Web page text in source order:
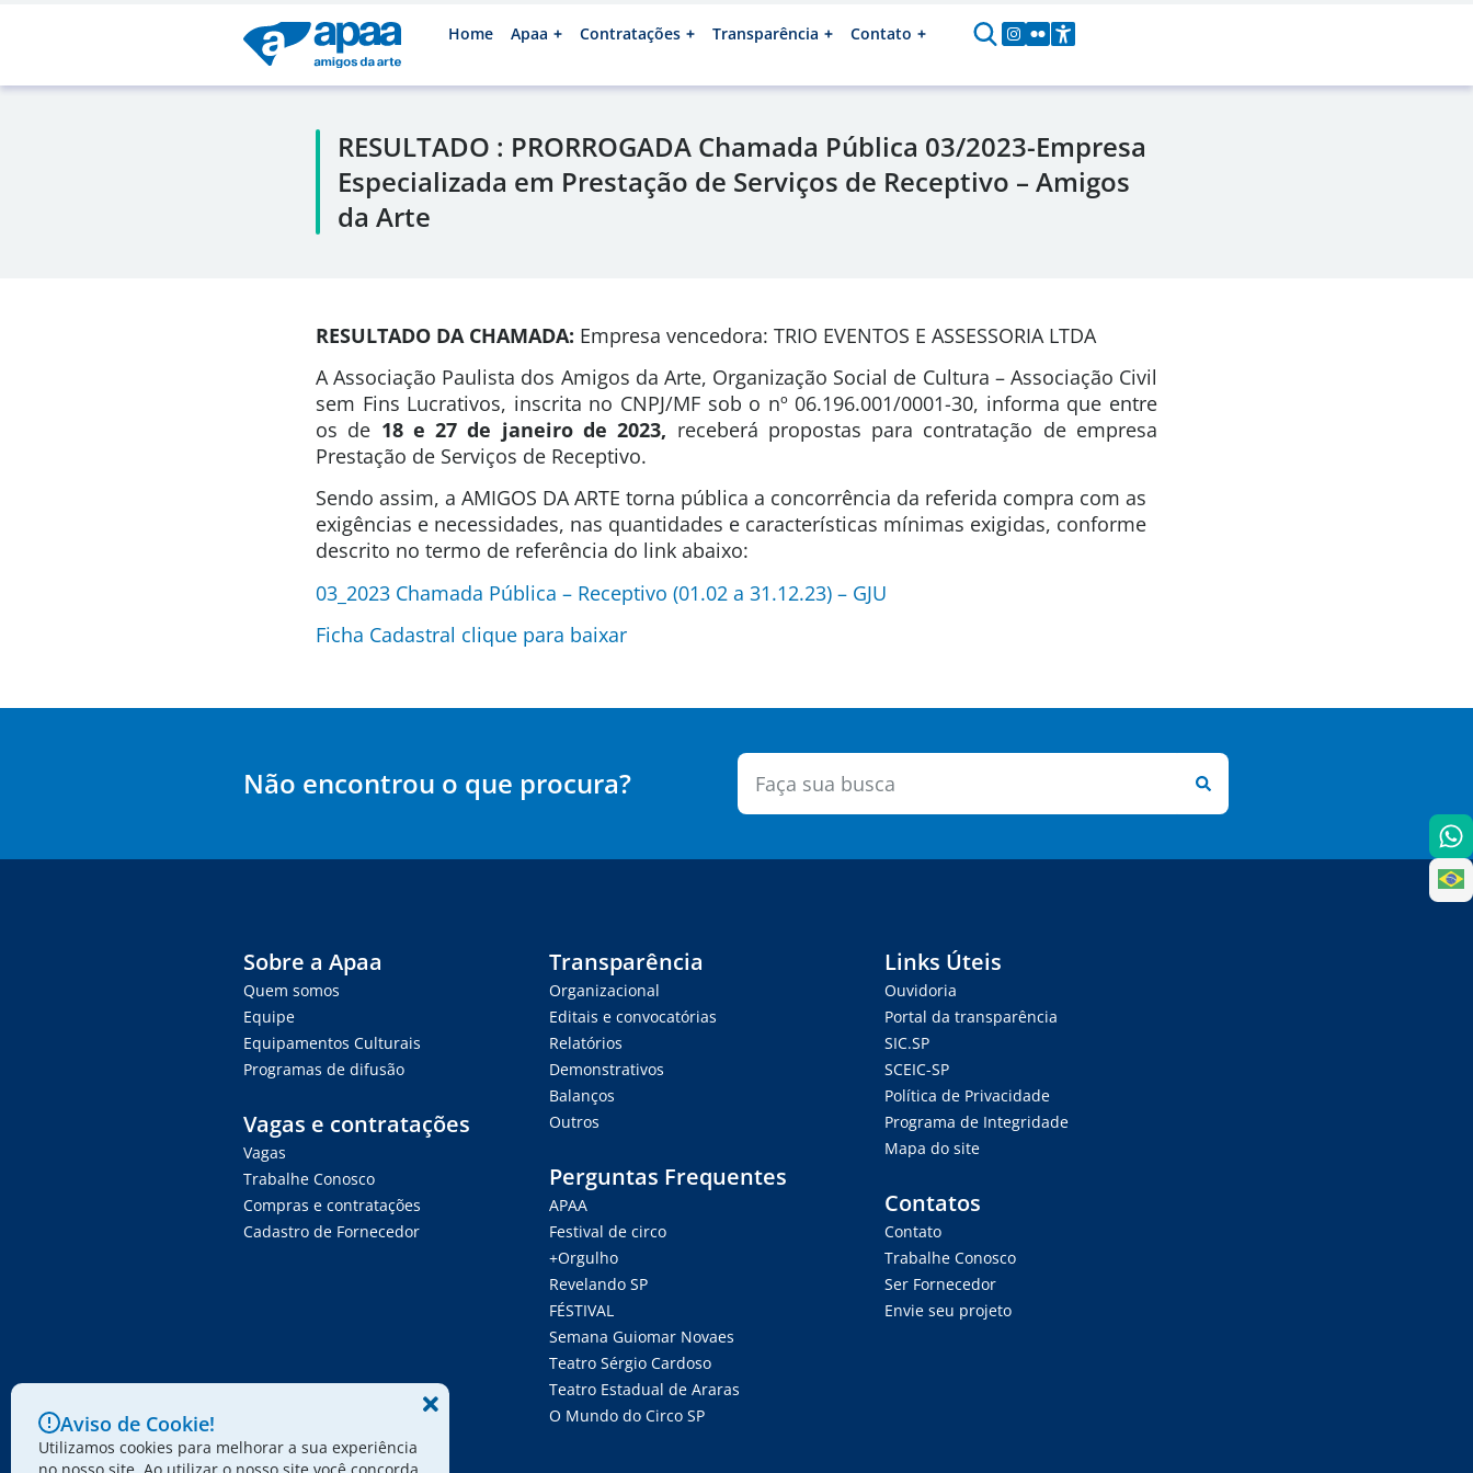
Home Apaa Contratações Transparência Contato
RESULTADO : PRORROGADA Chamada Pública 03/2023-Empresa
Especializada em Prestação de Serviços de Receptivo – Amigos
da Arte
RESULTADO DA CHAMADA: Empresa vencedora: TRIO EVENTOS E ASSESSORIA LTDA
A Associação Paulista dos Amigos da Arte, Organização Social de Cultura – Associação Civil
sem Fins Lucrativos, inscrita no CNPJ/MF sob o nº 06.196.001/0001-30, informa que entre
os de 18 e 27 de janeiro de 2023, receberá propostas para contratação de empresa
Prestação de Serviços de Receptivo.
Sendo assim, a AMIGOS DA ARTE torna pública a concorrência da referida compra com as
exigências e necessidades, nas quantidades e características mínimas exigidas, conforme
descrito no termo de referência do link abaixo:
03_2023 Chamada Pública – Receptivo (01.02 a 31.12.23) – GJU
Ficha Cadastral clique para baixar
Não encontrou o que procura?
Sobre a Apaa
Quem somos
Equipe
Equipamentos Culturais
Programas de difusão
Vagas e contratações
Vagas
Trabalhe Conosco
Compras e contratações
Cadastro de Fornecedor
Transparência
Organizacional
Editais e convocatórias
Relatórios
Demonstrativos
Balanços
Outros
Perguntas Frequentes
APAA
Festival de circo
+Orgulho
Revelando SP
FÉSTIVAL
Semana Guiomar Novaes
Teatro Sérgio Cardoso
Teatro Estadual de Araras
O Mundo do Circo SP
Links Úteis
Ouvidoria
Portal da transparência
SIC.SP
SCEIC-SP
Política de Privacidade
Programa de Integridade
Mapa do site
Contatos
Contato
Trabalhe Conosco
Ser Fornecedor
Envie seu projeto
Aviso de Cookie!
Utilizamos cookies para melhorar a sua experiência